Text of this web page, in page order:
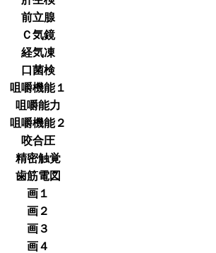
前立腺
Ｃ気鏡
経気凍
口菌検
咀嚼機能１
咀嚼能力
咀嚼機能２
咬合圧
精密触覚
歯筋電図
画１
画２
画３
画４